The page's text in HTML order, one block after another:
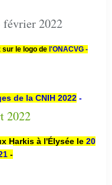
février 2022
sur le logo de l'ONACVG -
de la CNIH 2022 -
Harkis à l'Élysée le 20
-